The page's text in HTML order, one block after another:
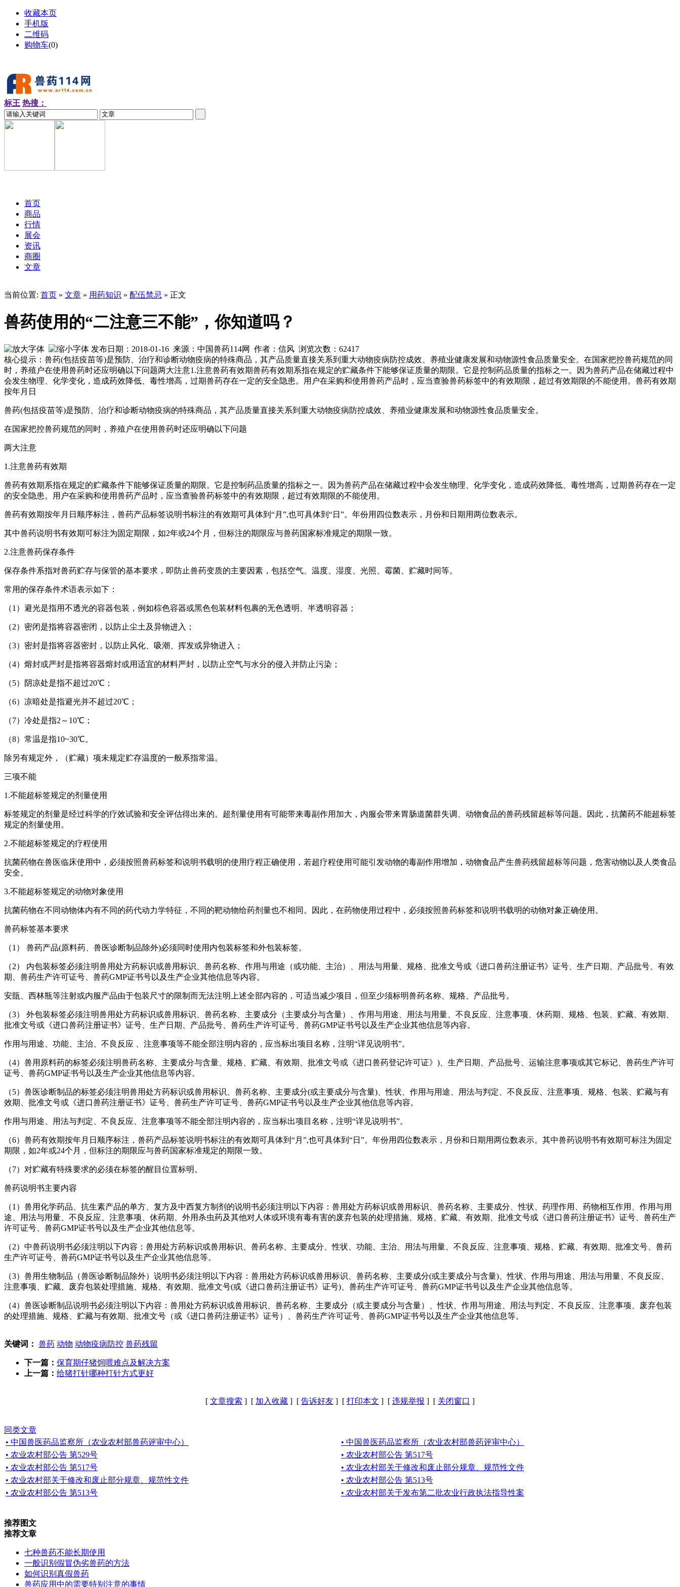
收藏本页
手机版
二维码
购物车(0)
标王 热搜：
首页
商品
行情
展会
资讯
商圈
文章
当前位置: 首页 » 文章 » 用药知识 » 配伍禁忌 » 正文
兽药使用的“二注意三不能”，你知道吗？
发布日期：2018-01-16 来源：中国兽药114网 作者：信风 浏览次数： 62417
核心提示：兽药(包括疫苗等)是预防、治疗和诊断动物疫病的特殊商品，其产品质量直接关系到重大动物疫病防控成效、养殖业健康发展和动物源性食品质量安全。在国家把控兽药规范的同
时，养殖户在使用兽药时还应明确以下问题两大注意1.注意兽药有效期兽药有效期系指在规定的贮藏条件下能够保证质量的期限。它是控制药品质量的指标之一。因为兽药产品在储藏过程中
会发生物理、化学变化，造成药效降低、毒性增高，过期兽药存在一定的安全隐患。用户在采购和使用兽药产品时，应当查验兽药标签中的有效期限，超过有效期限的不能使用。兽药有效期
按年月日
兽药(包括疫苗等)是预防、治疗和诊断动物疫病的特殊商品，其产品质量直接关系到重大动物疫病防控成效、养殖业健康发展和动物源性食品质量安全。
在国家把控兽药规范的同时，养殖户在使用兽药时还应明确以下问题
两大注意
1.注意兽药有效期
兽药有效期系指在规定的贮藏条件下能够保证质量的期限。它是控制药品质量的指标之一。因为兽药产品在储藏过程中会发生物理、化学变化，造成药效降低、毒性增高，过期兽药存在一定
的安全隐患。用户在采购和使用兽药产品时，应当查验兽药标签中的有效期限，超过有效期限的不能使用。
兽药有效期按年月日顺序标注，兽药产品标签说明书标注的有效期可具体到“月”,也可具体到“日”。年份用四位数表示，月份和日期用两位数表示。
其中兽药说明书有效期可标注为固定期限，如2年或24个月，但标注的期限应与兽药国家标准规定的期限一致。
2.注意兽药保存条件
保存条件系指对兽药贮存与保管的基本要求，即防止兽药变质的主要因素，包括空气、温度、湿度、光照、霉菌、贮藏时间等。
常用的保存条件术语表示如下：
（1）避光是指用不透光的容器包装，例如棕色容器或黑色包装材料包裹的无色透明、半透明容器；
（2）密闭是指将容器密闭，以防止尘土及异物进入；
（3）密封是指将容器密封，以防止风化、吸潮、挥发或异物进入；
（4）熔封或严封是指将容器熔封或用适宜的材料严封，以防止空气与水分的侵入并防止污染；
（5）阴凉处是指不超过20℃；
（6）凉暗处是指避光并不超过20℃；
（7）冷处是指2～10℃；
（8）常温是指10~30℃。
除另有规定外，（贮藏）项未规定贮存温度的一般系指常温。
三项不能
1.不能超标签规定的剂量使用
标签规定的剂量是经过科学的疗效试验和安全评估得出来的。超剂量使用有可能带来毒副作用加大，内服会带来胃肠道菌群失调、动物食品的兽药残留超标等问题。因此，抗菌药不能超标签
规定的剂量使用。
2.不能超标签规定的疗程使用
抗菌药物在兽医临床使用中，必须按照兽药标签和说明书载明的使用疗程正确使用，若超疗程使用可能引发动物的毒副作用增加，动物食品产生兽药残留超标等问题，危害动物以及人类食品
安全。
3.不能超标签规定的动物对象使用
抗菌药物在不同动物体内有不同的药代动力学特征，不同的靶动物给药剂量也不相同。因此，在药物使用过程中，必须按照兽药标签和说明书载明的动物对象正确使用。
兽药标签基本要求
（1） 兽药产品(原料药、兽医诊断制品除外)必须同时使用内包装标签和外包装标签。
（2） 内包装标签必须注明兽用处方药标识或兽用标识、兽药名称、作用与用途（或功能、主治）、用法与用量、规格、批准文号或《进口兽药注册证书》证号、生产日期、产品批号、有效
期、兽药生产许可证号、兽药GMP证书号以及生产企业其他信息等内容。
安瓿、西林瓶等注射或内服产品由于包装尺寸的限制而无法注明上述全部内容的，可适当减少项目，但至少须标明兽药名称、规格、产品批号。
（3） 外包装标签必须注明兽用处方药标识或兽用标识、兽药名称、主要成分（主要成分与含量）、作用与用途、用法与用量、不良反应、注意事项、休药期、规格、包装、贮藏、有效期、
批准文号或《进口兽药注册证书》证号、生产日期、产品批号、兽药生产许可证号、兽药GMP证书号以及生产企业其他信息等内容。
作用与用途、功能、主治、不良反应 、注意事项等不能全部注明内容的，应当标出项目名称，注明“详见说明书”。
（4）兽用原料药的标签必须注明兽药名称、主要成分与含量、规格、贮藏、有效期、批准文号或《进口兽药登记许可证》)、生产日期、产品批号、运输注意事项或其它标记、兽药生产许可
证号、兽药GMP证书号以及生产企业其他信息等内容。
（5）兽医诊断制品的标签必须注明兽用处方药标识或兽用标识、兽药名称、主要成分(或主要成分与含量)、性状、作用与用途、用法与判定、不良反应、注意事项、规格、包装、贮藏与有
效期、批准文号或《进口兽药注册证书》证号、兽药生产许可证号、兽药GMP证书号以及生产企业其他信息等内容。
作用与用途、用法与判定、不良反应、注意事项等不能全部注明内容的，应当标出项目名称，注明“详见说明书”。
（6）兽药有效期按年月日顺序标注，兽药产品标签说明书标注的有效期可具体到“月”,也可具体到“日”。年份用四位数表示，月份和日期用两位数表示。其中兽药说明书有效期可标注为固定
期限，如2年或24个月，但标注的期限应与兽药国家标准规定的期限一致。
（7）对贮藏有特殊要求的必须在标签的醒目位置标明。
兽药说明书主要内容
（1）兽用化学药品、抗生素产品的单方、复方及中西复方制剂的说明书必须注明以下内容：兽用处方药标识或兽用标识、兽药名称、主要成分、性状、药理作用、药物相互作用、作用与用
途、用法与用量、不良反应、注意事项、休药期、外用杀虫药及其他对人体或环境有毒有害的废弃包装的处理措施、规格、贮藏、有效期、批准文号或《进口兽药注册证书》证号、兽药生产
许可证号、兽药GMP证书号以及生产企业其他信息等。
（2）中兽药说明书必须注明以下内容：兽用处方药标识或兽用标识、兽药名称、主要成分、性状、功能、主治、用法与用量、不良反应、注意事项、规格、贮藏、有效期、批准文号、兽药
生产许可证号、兽药GMP证书号以及生产企业其他信息等。
（3）兽用生物制品（兽医诊断制品除外）说明书必须注明以下内容：兽用处方药标识或兽用标识、兽药名称、主要成分(或主要成分与含量)、性状、作用与用途、用法与用量、不良反应、
注意事项、贮藏、废弃包装处理措施、规格、有效期、批准文号(或《进口兽药注册证书》证号)、兽药生产许可证号、兽药GMP证书号以及生产企业其他信息等。
（4）兽医诊断制品说明书必须注明以下内容：兽用处方药标识或兽用标识、兽药名称、主要成分（或主要成分与含量）、性状、作用与用途、用法与判定、不良反应、注意事项、废弃包装
的处理措施、规格、贮藏与有效期、批准文号（或《进口兽药注册证书》证号）、兽药生产许可证号、兽药GMP证书号以及生产企业其他信息等。
关键词： 兽药 动物 动物疫病防控 兽药残留
下一篇： 保育期仔猪饲喂难点及解决方案
上一篇： 给猪打针哪种打针方式更好
[ 文章搜索 ] [ 加入收藏 ] [ 告诉好友 ] [ 打印本文 ] [ 违规举报 ] [ 关闭窗口 ]
同类文章
• 中国兽医药品监察所（农业农村部兽药评审中心）
• 中国兽医药品监察所（农业农村部兽药评审中心）
• 农业农村部公告 第529号
• 农业农村部公告 第517号
• 农业农村部公告 第517号
• 农业农村部关于修改和废止部分规章、规范性文件
• 农业农村部关于修改和废止部分规章、规范性文件
• 农业农村部公告 第513号
• 农业农村部公告 第513号
• 农业农村部关于发布第二批农业行政执法指导性案
推荐图文
推荐文章
七种兽药不能长期使用
一般识别假冒伪劣兽药的方法
如何识别真假兽药
兽药应用中的需要特别注意的事情